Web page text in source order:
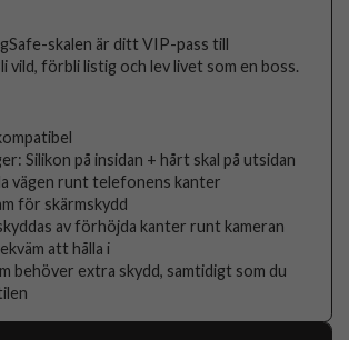
skalen är ditt VIP-pass till
vild, förbli listig och lev livet som en boss.
Silikon på insidan + hårt skal på utsidan
vägen runt telefonens kanter
för skärmskydd
av förhöjda kanter runt kameran
att hålla i
behöver extra skydd, samtidigt som du